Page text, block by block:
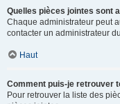
Quelles pièces jointes sont
Chaque administrateur peut
contacter un administrateur
Haut
Comment puis-je retrouver
Pour retrouver la liste des